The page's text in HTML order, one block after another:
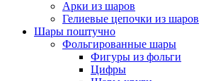
Арки из шаров
Гелиевые цепочки из шаров
Шары поштучно
Фольгированные шары
Фигуры из фольги
Цифры